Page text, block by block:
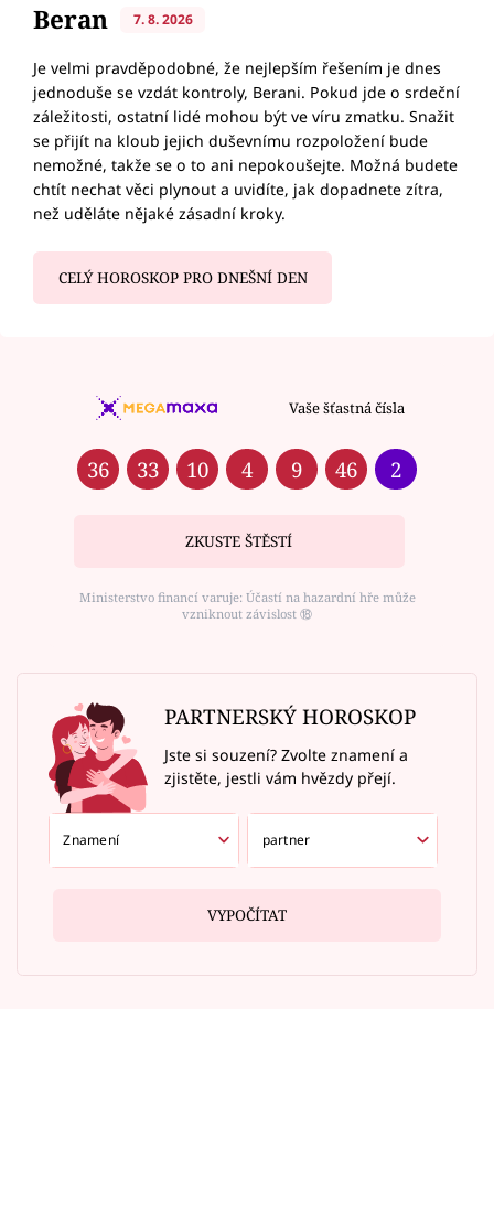
Beran 7. 8. 2026
Je velmi pravděpodobné, že nejlepším řešením je dnes
jednoduše se vzdát kontroly, Berani. Pokud jde o srdeční
záležitosti, ostatní lidé mohou být ve víru zmatku. Snažit
se přijít na kloub jejich duševnímu rozpoložení bude
nemožné, takže se o to ani nepokoušejte. Možná budete
chtít nechat věci plynout a uvidíte, jak dopadnete zítra,
než uděláte nějaké zásadní kroky.
CELÝ HOROSKOP PRO DNEŠNÍ DEN
Vaše šťastná čísla
36 33 10 4 9 46 2
ZKUSTE ŠTĚSTÍ
Ministerstvo financí varuje: Účastí na hazardní hře může
vzniknout závislost ⑱
PARTNERSKÝ HOROSKOP
Jste si souzení? Zvolte znamení a
zjistěte, jestli vám hvězdy přejí.
VYPOČÍTAT